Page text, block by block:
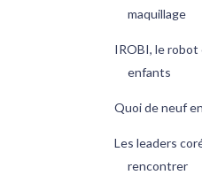
maquillage
IROBI, le robot
enfants
Quoi de neuf
Les leaders
rencontrer